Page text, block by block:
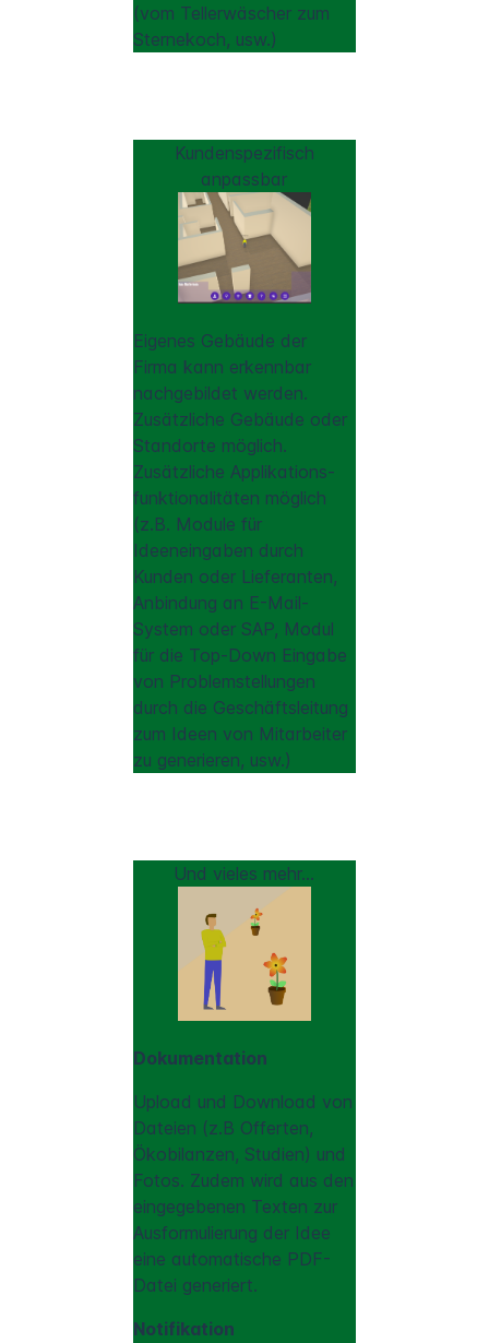
(vom Tellerwäscher zum
Sternekoch, usw.)
Kundenspezifisch
anpassbar
Eigenes Gebäude der
Firma kann erkennbar
nachgebildet werden.
Zusätzliche Gebäude oder
Standorte möglich.
Zusätzliche Applikations-
funktionalitäten möglich
(z.B. Module für
Ideeneingaben durch
Kunden oder Lieferanten,
Anbindung an E-Mail-
System oder SAP, Modul
für die Top-Down Eingabe
von Problemstellungen
durch die Geschäftsleitung
zum Ideen von Mitarbeiter
zu generieren, usw.)
Und vieles mehr...
Dokumentation
Upload und Download von
Dateien (z.B Offerten,
Ökobilanzen, Studien) und
Fotos. Zudem wird aus den
eingegebenen Texten zur
Ausformulierung der Idee
eine automatische PDF-
Datei generiert.
Notifikation